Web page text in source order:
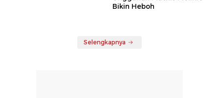
Bikin Heboh
Selengkapnya